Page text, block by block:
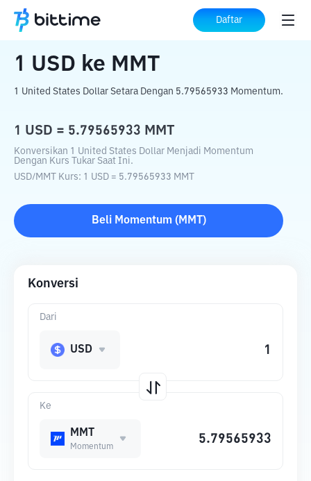
Daftar
Beranda Konverter Kripto ke MMT
1 USD ke MMT
1 United States Dollar Setara Dengan 5.79565933 Momentum.
1 USD = 5.79565933 MMT
Konversikan 1 United States Dollar Menjadi Momentum
Dengan Kurs Tukar Saat Ini.
USD/MMT Kurs: 1 USD = 5.79565933 MMT
Beli Momentum( MMT )
Konversi
Ke
MMT
Momentum
Dari
USD